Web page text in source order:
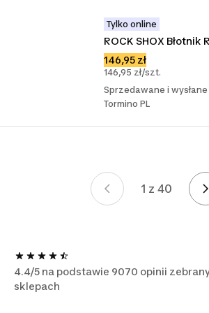
Tylko online
ROCK SHOX Błotnik
146,95 zł
146,95 zł/szt.
Sprzedawane i
Tormino PL
1 z 40Strona 1
4.4/5 na podstawie 9070 opinii
sklepach